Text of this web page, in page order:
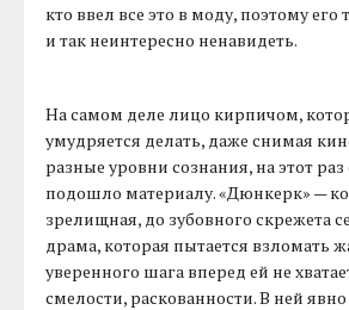
кто ввел все это в моду, поэтому его
и так неинтересно ненавидеть.
На самом деле лицо кирпичом,
умудряется делать, даже снимая
разные уровни сознания, на этот
подошло материалу. «Дюнкерк» —
зрелищная, до зубовного скрежета
драма, которая пытается взломать
уверенного шага вперед ей не
смелости, раскованности. В ней